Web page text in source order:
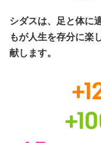
シダスは、足と体に
もが人生を存分に楽
献します。